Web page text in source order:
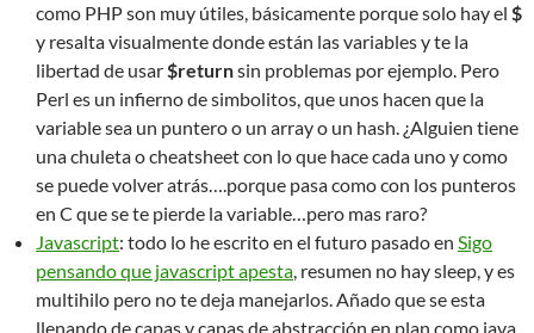
como PHP son muy útiles, básicamente porque solo hay el $
y resalta visualmente donde están las variables y te la
libertad de usar$returnsin problemas por ejemplo. Pero
Perl es un infierno de simbolitos, que unos hacen que la
variable sea un puntero o un array o un hash. ¿Alguien tiene
una chuleta o cheatsheet con lo que hace cada uno y como
se puede volver atrás….porque pasa como con los punteros
en C que se te pierde la variable…pero mas raro?
Javascript: todo lo he escrito en el futuro pasado en Sigo
pensando que javascript apesta, resumen no hay sleep, y es
multihilo pero no te deja manejarlos. Añado que se esta
llenando de capas y capas de abstracción en plan como java.